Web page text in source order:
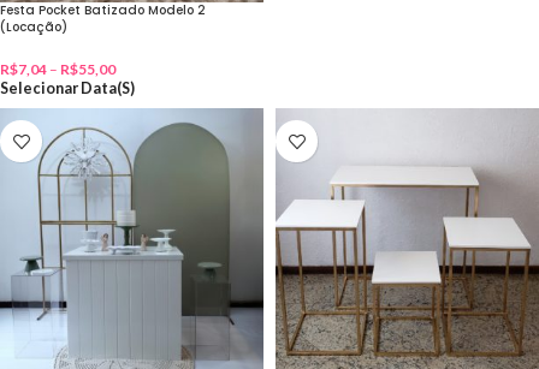
Festa Pocket Batizado Modelo 2
(Locação)
R$7,04 – R$55,00
Selecionar Data(s)